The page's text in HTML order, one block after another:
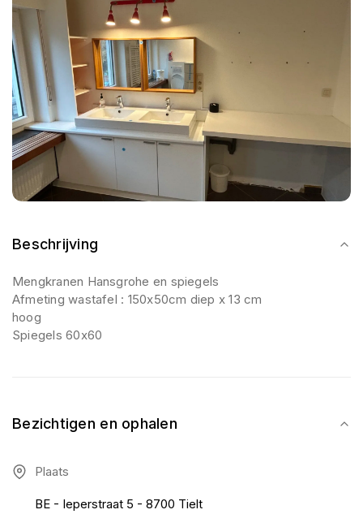
Beschrijving
Mengkranen Hansgrohe en spiegels
Afmeting wastafel : 150x50cm diep x 13 cm
hoog
Spiegels 60x60
Bezichtigen en ophalen
Plaats
BE - Ieperstraat 5 - 8700 Tielt